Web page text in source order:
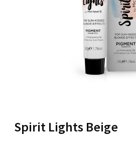
Spirit Lights Beige